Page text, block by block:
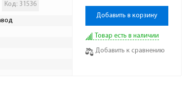
Код: 31536
Добавить в корзину
Товар есть в наличии
Добавить к сравнению